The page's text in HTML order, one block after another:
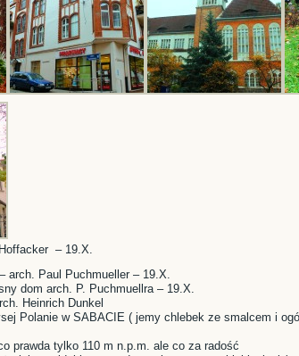
– 19.X.
arch. Paul Puchmueller – 19.X.
dom arch. P. Puchmuellra – 19.X.
Heinrich Dunkel
Polanie w SABACIE ( jemy chlebek ze smalcem i
prawda tylko 110 m n.p.m. ale co za radość